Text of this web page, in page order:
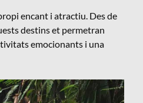
encant i atractiu. Des de
destins et permetran
emocionants i una